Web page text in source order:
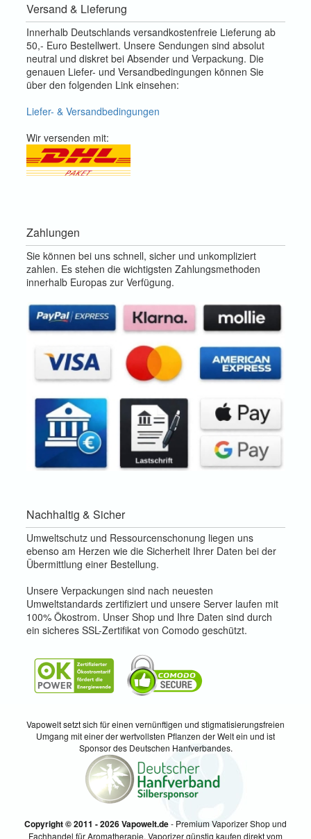
Versand & Lieferung
Innerhalb Deutschlands versandkostenfreie Lieferung ab
50,- Euro Bestellwert. Unsere Sendungen sind absolut
neutral und diskret bei Absender und Verpackung. Die
genauen Liefer- und Versandbedingungen können Sie
über den folgenden Link einsehen:
Liefer- & Versandbedingungen
Wir versenden mit:
Zahlungen
Sie können bei uns schnell, sicher und unkompliziert
zahlen. Es stehen die wichtigsten Zahlungsmethoden
innerhalb Europas zur Verfügung.
Nachhaltig & Sicher
Umweltschutz und Ressourcenschonung liegen uns
ebenso am Herzen wie die Sicherheit Ihrer Daten bei der
Übermittlung einer Bestellung.
Unsere Verpackungen sind nach neuesten
Umweltstandards zertifiziert und unsere Server laufen mit
100% Ökostrom. Unser Shop und Ihre Daten sind durch
ein sicheres SSL-Zertifikat von Comodo geschützt.
Vapowelt setzt sich für einen vernünftigen und stigmatisierungsfreien
Umgang mit einer der wertvollsten Pflanzen der Welt ein und ist
Sponsor des Deutschen Hanfverbandes.
Copyright © 2011 - 2026 Vapowelt.de- Premium Vaporizer Shop und
Fachhandel für Aromatherapie. Vaporizer günstig kaufen direkt vom